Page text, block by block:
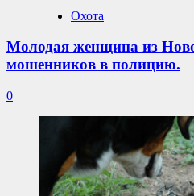
Охота
Молодая женщина из
мошенников в полицию.
0